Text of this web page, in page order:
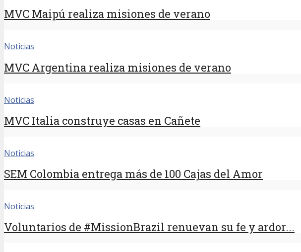
MVC Maipú realiza misiones de verano
Noticias
MVC Argentina realiza misiones de verano
Noticias
MVC Italia construye casas en Cañete
Noticias
SEM Colombia entrega más de 100 Cajas del Amor
Noticias
Voluntarios de #MissionBrazil renuevan su fe y ardor...